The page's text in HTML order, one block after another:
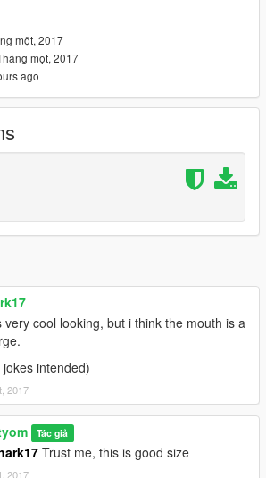
một, 2017
một, 2017
ago
very cool looking, but i think the mouth is a
intended)
2017
Tác giả
Trust me, this is good size
2017